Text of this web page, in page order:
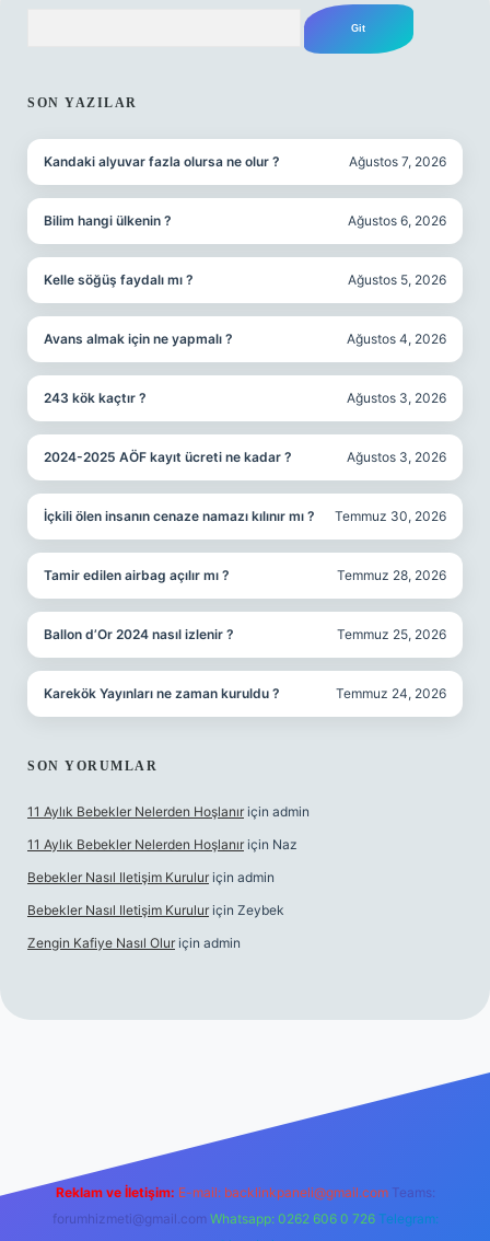
SON YAZILAR
Kandaki alyuvar fazla olursa ne olur ? Ağustos 7, 2026
Bilim hangi ülkenin ? Ağustos 6, 2026
Kelle söğüş faydalı mı ? Ağustos 5, 2026
Avans almak için ne yapmalı ? Ağustos 4, 2026
243 kök kaçtır ? Ağustos 3, 2026
2024-2025 AÖF kayıt ücreti ne kadar ? Ağustos 3, 2026
İçkili ölen insanın cenaze namazı kılınır mı ? Temmuz 30, 2026
Tamir edilen airbag açılır mı ? Temmuz 28, 2026
Ballon d’Or 2024 nasıl izlenir ? Temmuz 25, 2026
Karekök Yayınları ne zaman kuruldu ? Temmuz 24, 2026
SON YORUMLAR
11 Aylık Bebekler Nelerden Hoşlanır için admin
11 Aylık Bebekler Nelerden Hoşlanır için Naz
Bebekler Nasıl Iletişim Kurulur için admin
Bebekler Nasıl Iletişim Kurulur için Zeybek
Zengin Kafiye Nasıl Olur için admin
Reklam ve İletişim: E-mail: backlinkpaneli@gmail.com Teams:
forumhizmeti@gmail.com Whatsapp: 0262 606 0 726 Telegram: